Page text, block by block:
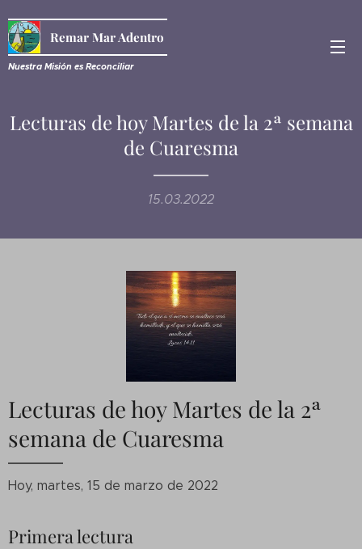
Remar Mar Adentro
Nuestra Misión es Reconciliar
Lecturas de hoy Martes de la 2ª semana
de Cuaresma
15.03.2022
Lecturas de hoy Martes de la 2ª
semana de Cuaresma
Hoy, martes, 15 de marzo de 2022
Primera lectura